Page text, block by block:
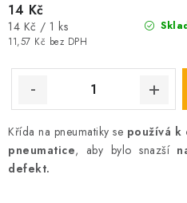
11,57 Kč bez DPH
14 Kč
Měrná
cena:
14 Kč / 1 ks
Křída na pneumatiky se používá k
pneumatice, aby bylo snazší
defekt.